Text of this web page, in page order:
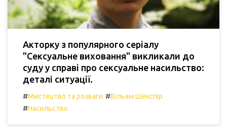
Акторку з популярного серіалу
"Сексуальне виховання" викликали до
суду у справі про сексуальне насильство:
деталі ситуації.
#Мистецтво та розваги #Вільям Шекспір
#Насильство